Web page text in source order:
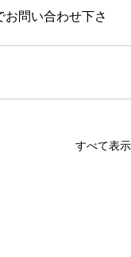
問い合わせ下さ
すべて表示